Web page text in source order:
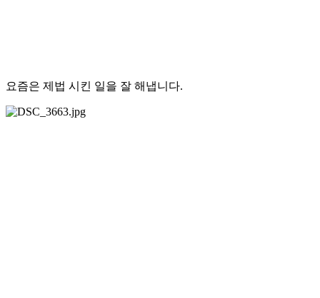
요즘은 제법 시킨 일을 잘 해냅니다.